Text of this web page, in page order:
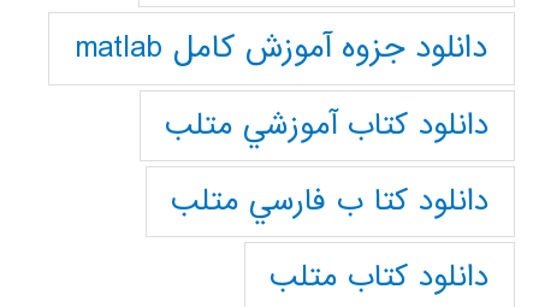
دانلود جزوه آموزش کامل matlab
دانلود كتاب آموزشي متلب
دانلود كتا ب فارسي متلب
دانلود كتاب متلب